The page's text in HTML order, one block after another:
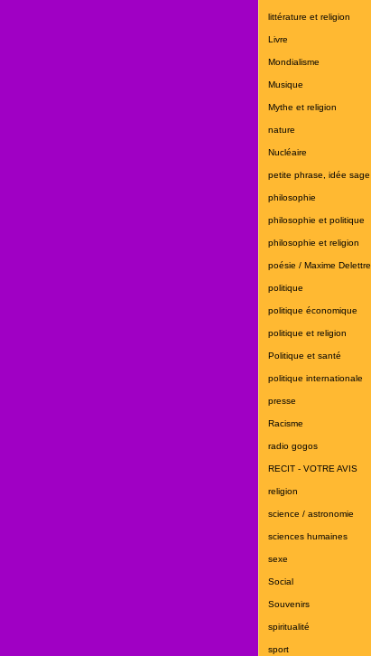
littérature et religion
Livre
Mondialisme
Musique
Mythe et religion
nature
Nucléaire
petite phrase, idée sage
philosophie
philosophie et politique
philosophie et religion
poésie / Maxime Delettre
politique
politique économique
politique et religion
Politique et santé
politique internationale
presse
Racisme
radio gogos
RECIT - VOTRE AVIS
religion
science / astronomie
sciences humaines
sexe
Social
Souvenirs
spiritualité
sport